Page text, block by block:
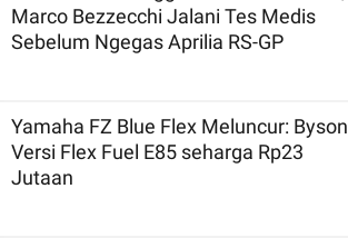
Marco Bezzecchi Jalani Tes Medis
Sebelum Ngegas Aprilia RS-GP
Yamaha FZ Blue Flex Meluncur: Byson
Versi Flex Fuel E85 seharga Rp23
Jutaan